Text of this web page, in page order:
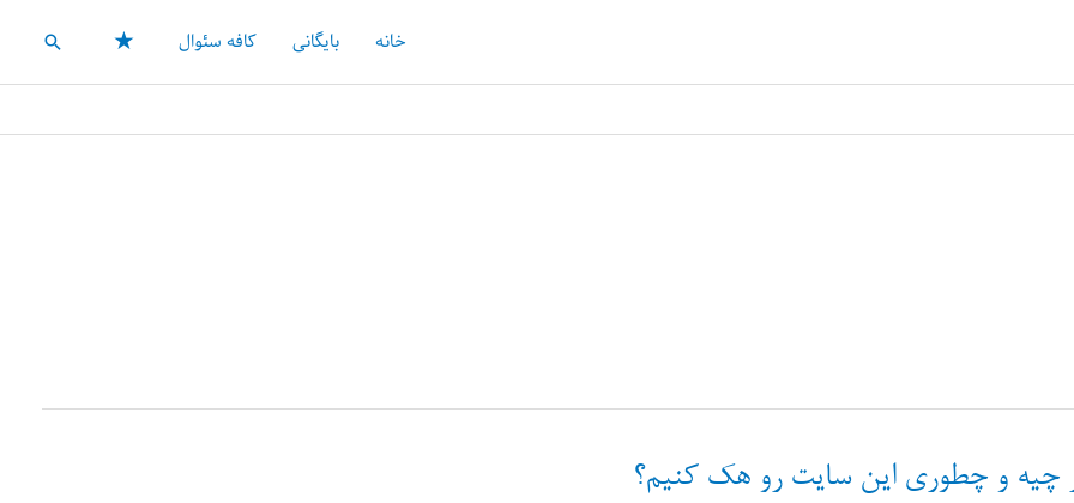
خانه بایگانی کافه سئوال ★ جستجو
چیه و چطوری این سایت رو هک کنیم؟